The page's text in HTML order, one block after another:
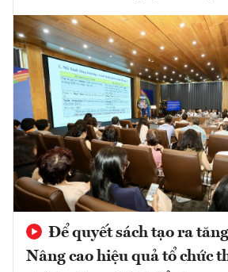
Để quyết sách tạo ra
Nâng cao hiệu quả tổ chức